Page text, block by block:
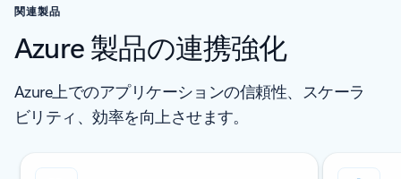
関連製品
Azure 製品の連携強化
Azure上でのアプリケーションの信頼性、スケーラ
ビリティ、効率を向上させます。
スライド 1/6 を表示中